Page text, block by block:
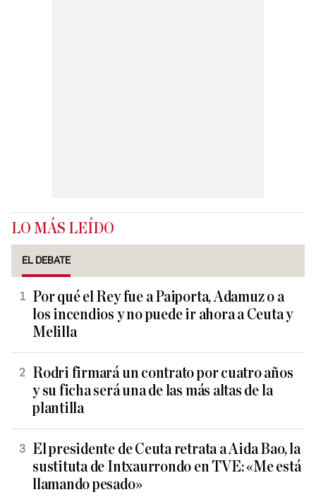
LO MÁS LEÍDO
EL DEBATE
Por qué el Rey fue a Paiporta, Adamuz o a
los incendios y no puede ir ahora a Ceuta y
Melilla
Rodri firmará un contrato por cuatro años
y su ficha será una de las más altas de la
plantilla
El presidente de Ceuta retrata a Aida Bao, la
sustituta de Intxaurrondo en TVE: «Me está
llamando pesado»